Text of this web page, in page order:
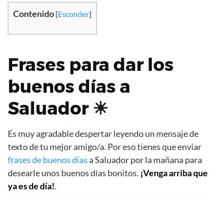
Contenido [Esconder]
Frases para dar los
buenos días a
Saluador ☀
Es muy agradable despertar leyendo un mensaje de
texto de tu mejor amigo/a. Por eso tienes que enviar
frases de buenos díasa Saluador por la mañana para
desearle unos buenos días bonitos. ¡Venga arriba que
ya es de día!.